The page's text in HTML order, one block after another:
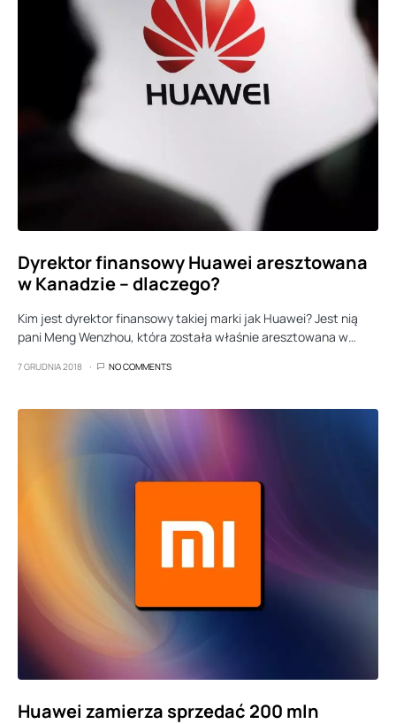
Dyrektor finansowy Huawei aresztowana
w Kanadzie – dlaczego?
Kim jest dyrektor finansowy takiej marki jak Huawei? Jest nią
pani Meng Wenzhou, która została właśnie aresztowana w…
7 GRUDNIA 2018 NO COMMENTS
Huawei zamierza sprzedać 200 mln